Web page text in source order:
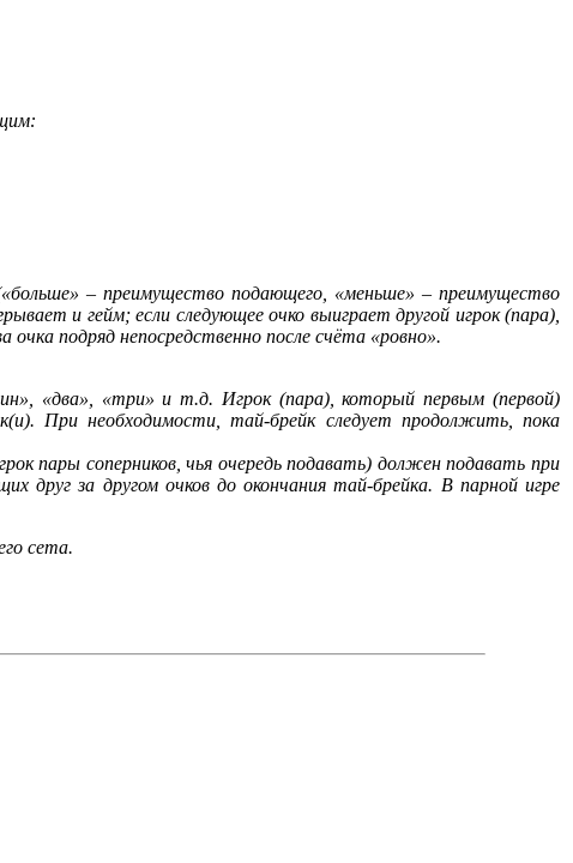
– преимущество подающего, «меньше» – преимущество
и гейм; если следующее очко выиграет другой игрок (пара),
подряд непосредственно после счёта «ровно».
«два», «три» и т.д. Игрок (пара), который первым (первой)
При необходимости, тай-брейк следует продолжить, пока
пары соперников, чья очередь подавать) должен подавать при
друг за другом очков до окончания тай-брейка. В парной игре
сета.